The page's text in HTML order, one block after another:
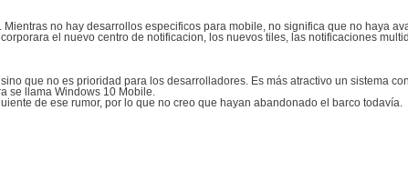
no hay desarrollos especificos para mobile, no significa que no haya
el nuevo centro de notificacion, los nuevos tiles, las notificaciones
que no es prioridad para los desarrolladores. Es más atractivo un sistema
se llama Windows 10 Mobile.
de ese rumor, por lo que no creo que hayan abandonado el barco todavía.